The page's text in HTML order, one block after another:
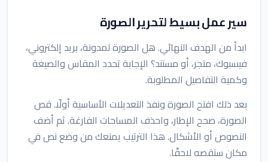
سير عمل بسيط لتحرير الصورة
ابدأ من الهدف النهائي. هل الصورة لمدونة، بريد إلكتروني،
فيسبوك، متجر، أو مستند؟ الإجابة تحدد المقاس والصيغة
وكمية التفاصيل المطلوبة.
بعد ذلك افتح الصورة ونفذ التعديلات الأساسية أولًا. قص
الصورة، صحح الإطار، واحذف المساحات الفارغة. ثم أضف
النصوص أو الأشكال. هذا الترتيب يمنعك من وضع نص في
مكان ستقصه لاحقًا.